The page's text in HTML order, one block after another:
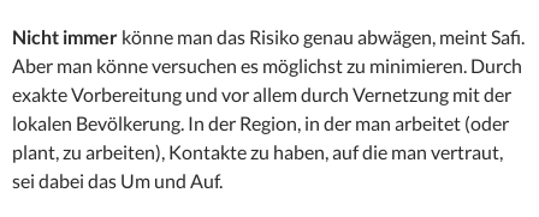
Nicht immer könne man das Risiko genau abwägen, meint Safi.
Aber man könne versuchen es möglichst zu minimieren. Durch
exakte Vorbereitung und vor allem durch Vernetzung mit der
lokalen Bevölkerung. In der Region, in der man arbeitet (oder
plant, zu arbeiten), Kontakte zu haben, auf die man vertraut,
sei dabei das Um und Auf.